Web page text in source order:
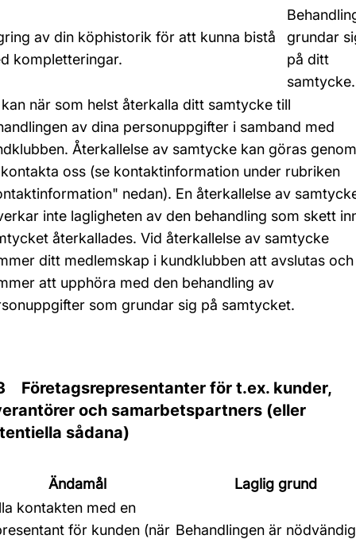
av din köphistorik för att kunna bistå
kompletteringar.
grundar
på ditt
samtycke.
när som helst återkalla ditt samtycke till
av dina personuppgifter i samband med
Återkallelse av samtycke kan göras genom
oss (se kontaktinformation under rubriken
nedan). En återkallelse av
inte lagligheten av den behandling som skett
återkallades. Vid återkallelse av samtycke
ditt medlemskap i kundklubben att avslutas
att upphöra med den behandling av
som grundar sig på samtycket.
Företagsrepresentanter för t.ex. kunder,
och samarbetspartners (eller
sådana)
Ändamål
Laglig grund
kontakten med en
för kunden (när Behandlingen är nödvändig